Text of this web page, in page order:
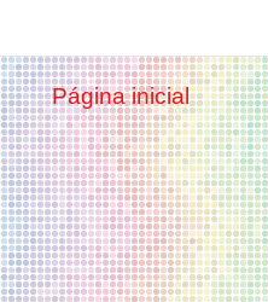
Página inicial